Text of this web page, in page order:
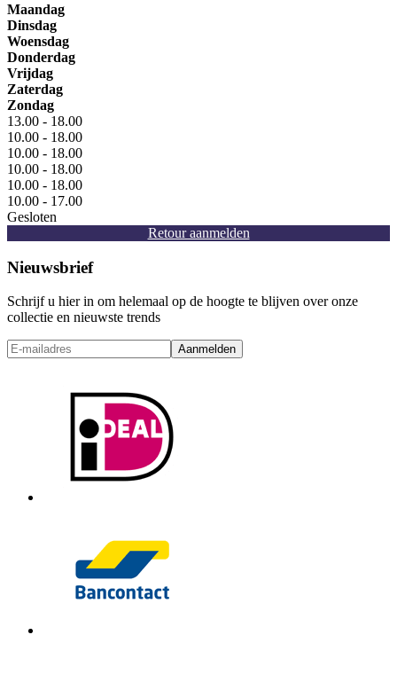
Maandag
Dinsdag
Woensdag
Donderdag
Vrijdag
Zaterdag
Zondag
13.00 - 18.00
10.00 - 18.00
10.00 - 18.00
10.00 - 18.00
10.00 - 18.00
10.00 - 17.00
Gesloten
Retour aanmelden
Nieuwsbrief
Schrijf u hier in om helemaal op de hoogte te blijven over onze
collectie en nieuwste trends
Aanmelden